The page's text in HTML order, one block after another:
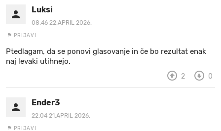
Luksi
08:46 22.APRIL 2026.
PRIJAVI
Ptedlagam, da se ponovi glasovanje in če bo rezultat enak
naj levaki utihnejo.
2 0
Ender3
22:04 21.APRIL 2026.
PRIJAVI